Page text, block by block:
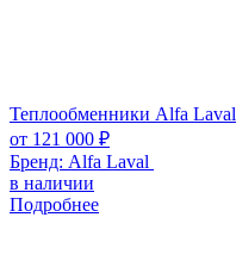
Теплообменники Alfa Laval
от 121 000 ₽
Бренд: Alfa Laval
в наличии
Подробнее